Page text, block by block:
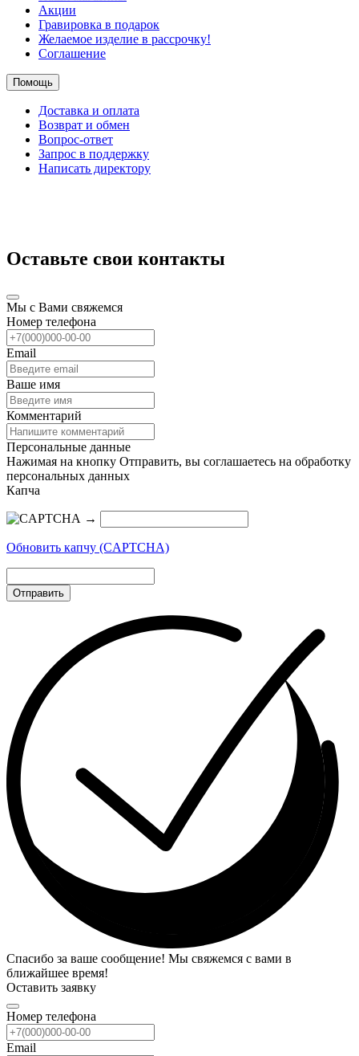
Акции
Гравировка в подарок
Желаемое изделие в рассрочку!
Соглашение
Помощь
Доставка и оплата
Возврат и обмен
Вопрос-ответ
Запрос в поддержку
Написать директору
Оставьте свои контакты
Мы с Вами свяжемся
Номер телефона
Email
Ваше имя
Комментарий
Персональные данные
Нажимая на кнопку Отправить, вы соглашаетесь на обработку
персональных данных
Капча
→
Обновить капчу (CAPTCHA)
Отправить
Спасибо за ваше сообщение! Мы свяжемся с вами в
ближайшее время!
Оставить заявку
Номер телефона
Email